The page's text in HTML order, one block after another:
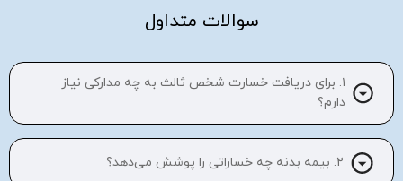
سوالات متداول
۱. برای دریافت خسارت شخص ثالث به چه مدارکی نیاز
دارم؟
۲. بیمه بدنه چه خساراتی را پوشش می‌دهد؟